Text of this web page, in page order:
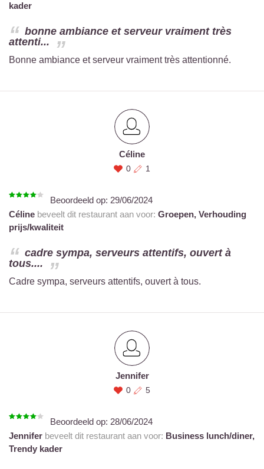
kader
bonne ambiance et serveur vraiment très
attenti...
Bonne ambiance et serveur vraiment très attentionné.
Céline
0 1
Beoordeeld op: 29/06/2024
Céline beveelt dit restaurant aan voor: Groepen, Verhouding
prijs/kwaliteit
cadre sympa, serveurs attentifs, ouvert à
tous....
Cadre sympa, serveurs attentifs, ouvert à tous.
Jennifer
0 5
Beoordeeld op: 28/06/2024
Jennifer beveelt dit restaurant aan voor: Business lunch/diner,
Trendy kader